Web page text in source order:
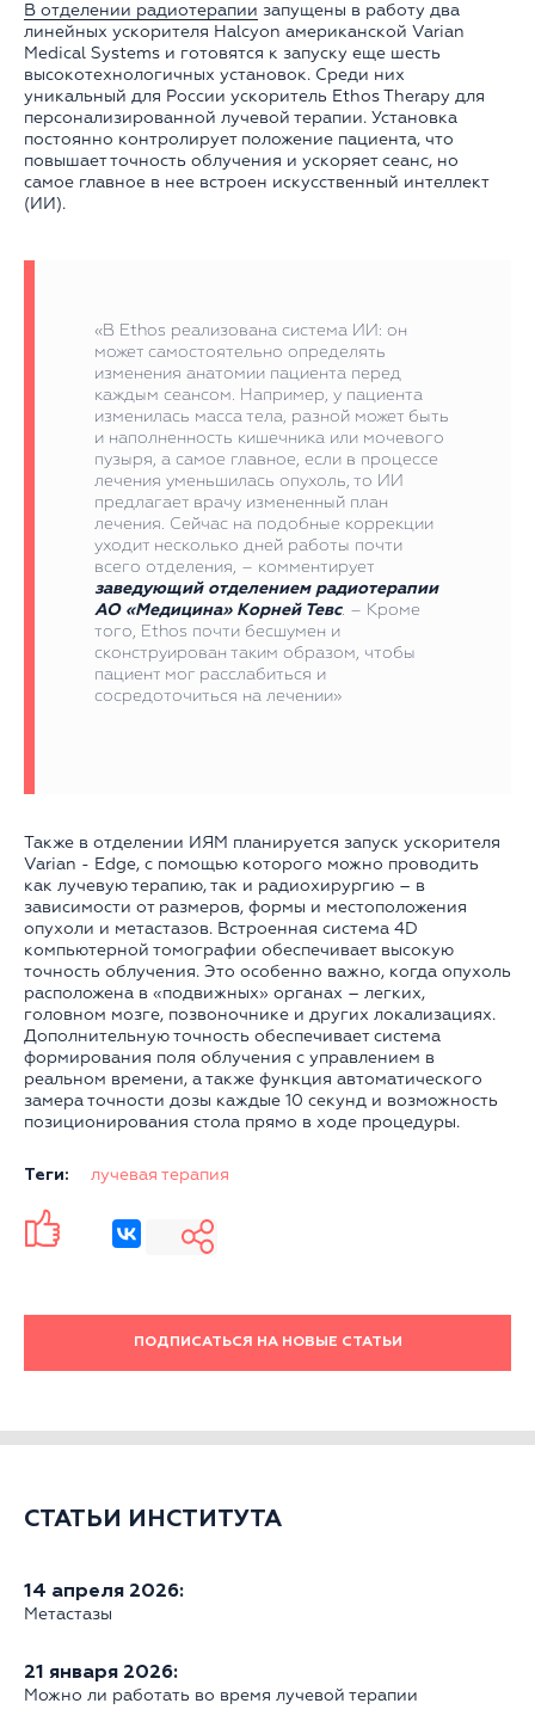
В отделении радиотерапии запущены в работу два
линейных ускорителя Halcyon американской Varian
Medical Systems и готовятся к запуску еще шесть
высокотехнологичных установок. Среди них
уникальный для России ускоритель Ethos Therapy для
персонализированной лучевой терапии. Установка
постоянно контролирует положение пациента, что
повышает точность облучения и ускоряет сеанс, но
самое главное в нее встроен искусственный интеллект
(ИИ).
«В Ethos реализована система ИИ: он
может самостоятельно определять
изменения анатомии пациента перед
каждым сеансом. Например, у пациента
изменилась масса тела, разной может быть
и наполненность кишечника или мочевого
пузыря, а самое главное, если в процессе
лечения уменьшилась опухоль, то ИИ
предлагает врачу измененный план
лечения. Сейчас на подобные коррекции
уходит несколько дней работы почти
всего отделения, – комментирует
заведующий отделением радиотерапии
АО «Медицина» Корней Тевс. – Кроме
того, Ethos почти бесшумен и
сконструирован таким образом, чтобы
пациент мог расслабиться и
сосредоточиться на лечении»
Также в отделении ИЯМ планируется запуск ускорителя
Varian - Edge, с помощью которого можно проводить
как лучевую терапию, так и радиохирургию – в
зависимости от размеров, формы и местоположения
опухоли и метастазов. Встроенная система 4D
компьютерной томографии обеспечивает высокую
точность облучения. Это особенно важно, когда опухоль
расположена в «подвижных» органах – легких,
головном мозге, позвоночнике и других локализациях.
Дополнительную точность обеспечивает система
формирования поля облучения с управлением в
реальном времени, а также функция автоматического
замера точности дозы каждые 10 секунд и возможность
позиционирования стола прямо в ходе процедуры.
Теги: лучевая терапия
ПОДПИСАТЬСЯ НА НОВЫЕ СТАТЬИ
СТАТЬИ ИНСТИТУТА
14 апреля 2026:
Метастазы
21 января 2026:
Можно ли работать во время лучевой терапии